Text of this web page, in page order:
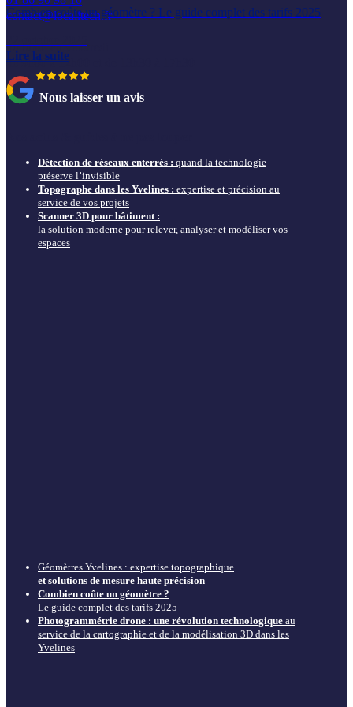
Combien coûte un géomètre ? Le guide complet des tarifs 2025
Lire la suite
contact@localitech.fr
du lundi au vendredi
de 9h00 à 12h00 et de 13h30 à 17h30
Nous laisser un avis
Détection de réseaux enterrés : quand la technologie
préserve l’invisible
Topographe dans les Yvelines : expertise et précision au
service de vos projets
Scanner 3D pour bâtiment :
la solution moderne pour relever, analyser et modéliser vos
espaces
Géomètres Yvelines : expertise topographique
et solutions de mesure haute précision
Combien coûte un géomètre ?
Le guide complet des tarifs 2025
Photogrammétrie drone : une révolution technologique au
service de la cartographie et de la modélisation 3D dans les
Yvelines